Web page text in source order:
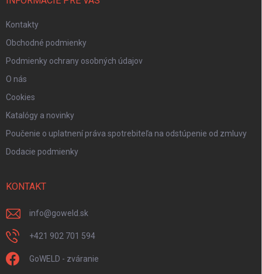
Kontakty
Obchodné podmienky
Podmienky ochrany osobných údajov
O nás
Cookies
Katalógy a novinky
Poučenie o uplatnení práva spotrebiteľa na odstúpenie od zmluvy
Dodacie podmienky
KONTAKT
info@goweld.sk
+421 902 701 594
GoWELD - zváranie